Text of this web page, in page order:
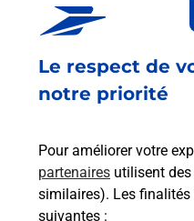
Le respect de
notre priorité
Pour améliorer votre
partenaires utilisent
similaires). Les
suivantes :
en ligne
En savoir plus
Recherchez un